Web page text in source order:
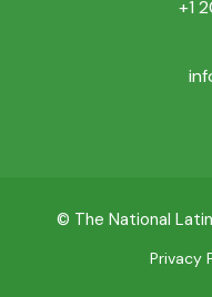
+1
© The National
Privacy